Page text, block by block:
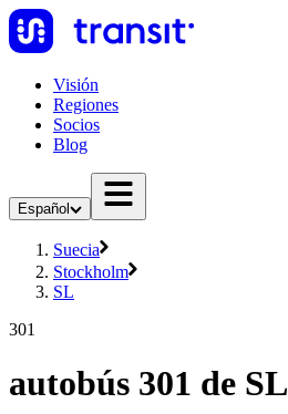
Visión
Regiones
Socios
Blog
Español
Suecia
Stockholm
SL
301
autobús 301 de SL